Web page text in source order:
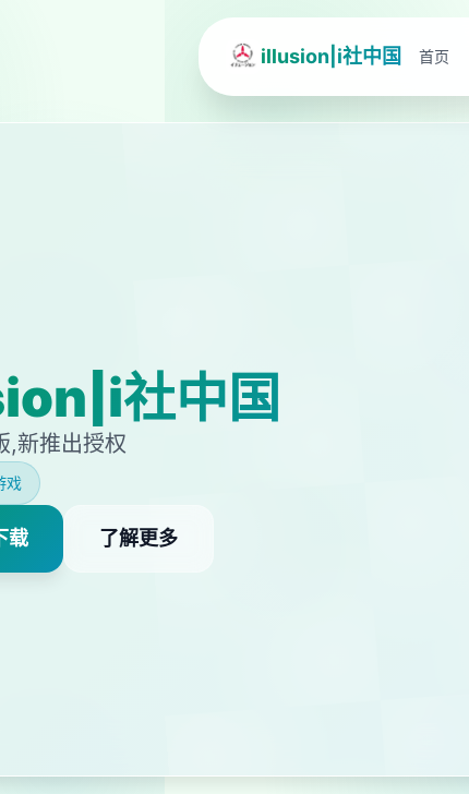
illusion|i社中国 首页
社中国
,新推出授权
戏
载 了解更多